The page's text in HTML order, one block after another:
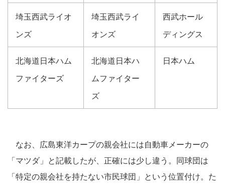
埼玉西武ライオ
ンズ
埼玉西武ライ
オンズ
西武ホール
ディングス
北海道日本ハム
ファイターズ
北海道日本ハ
ムファイター
ズ
日本ハム
なお、広島東洋カープの親会社には自動車メーカーの
「マツダ」と記載したが、正確には少し違う。同球団は
「特定の親会社を持たない市民球団」という位置付け。た